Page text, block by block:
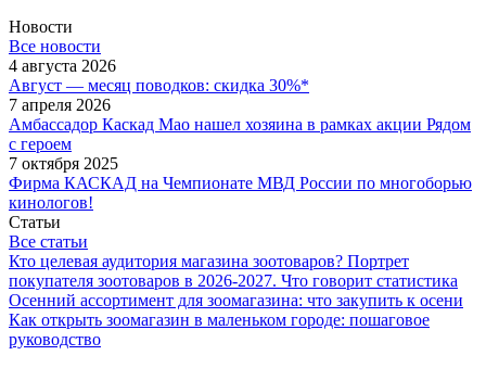
Новости
Все новости
4 августа 2026
Август — месяц поводков: скидка 30%*
7 апреля 2026
Амбассадор Каскад Мао нашел хозяина в рамках акции Рядом
с героем
7 октября 2025
Фирма КАСКАД на Чемпионате МВД России по многоборью
кинологов!
Статьи
Все статьи
Кто целевая аудитория магазина зоотоваров? Портрет
покупателя зоотоваров в 2026-2027. Что говорит статистика
Осенний ассортимент для зоомагазина: что закупить к осени
Как открыть зоомагазин в маленьком городе: пошаговое
руководство